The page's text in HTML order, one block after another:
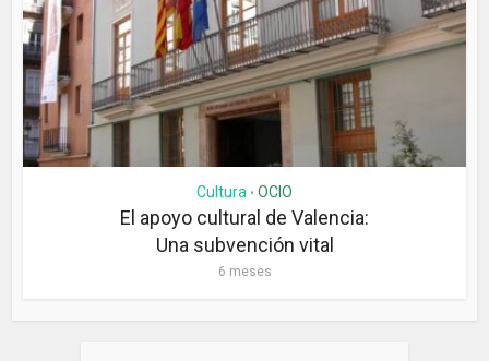
Cultura • OCIO
El apoyo cultural de Valencia:
Una subvención vital
6 meses